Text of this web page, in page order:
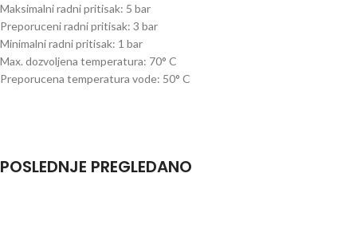
Maksimalni radni pritisak: 5 bar
Preporuceni radni pritisak: 3 bar
Minimalni radni pritisak: 1 bar
Max. dozvoljena temperatura: 70° C
Preporucena temperatura vode: 50° C
POSLEDNJE PREGLEDANO